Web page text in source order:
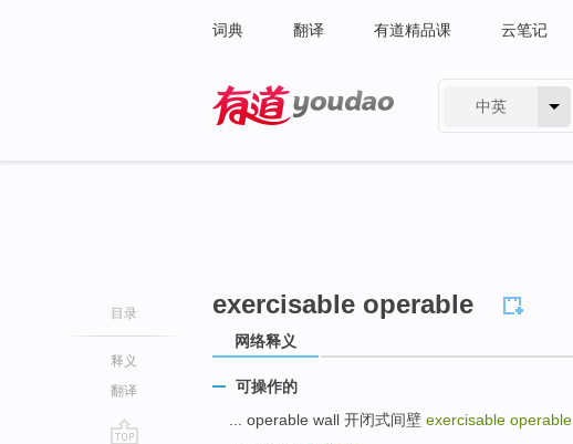
词典 翻译 有道精品课 云笔记
中英
目录
释义
翻译
exercisable operable
网络释义
可操作的
... operable wall 开闭式间壁 exercisable operable